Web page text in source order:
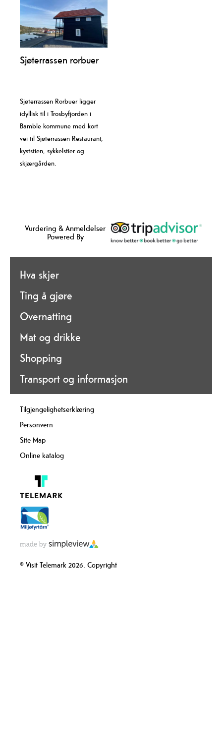
Sjøterrassen rorbuer
Sjøterrassen Rorbuer ligger
idyllisk til i Trosbyfjorden i
Bamble kommune med kort
vei til Sjøterrassen Restaurant,
kyststien, sykkelstier og
skjærgården.
Vurdering & Anmeldelser
Powered By
Hva skjer
Ting å gjøre
Overnatting
Mat og drikke
Shopping
Transport og informasjon
Tilgjengelighetserklæring
Personvern
Site Map
Online katalog
© Visit Telemark 2026. Copyright